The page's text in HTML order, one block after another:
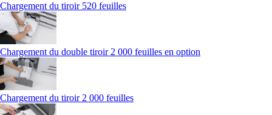
Chargement du tiroir 520 feuilles
Chargement du double tiroir 2 000 feuilles en option
Chargement du tiroir 2 000 feuilles